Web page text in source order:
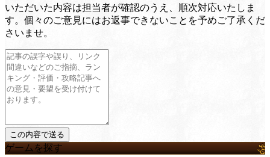
いただいた内容は担当者が確認のうえ、順次対応いたしま
す。個々のご意見にはお返事できないことを予めご了承くだ
さいませ。
ゲームを探す